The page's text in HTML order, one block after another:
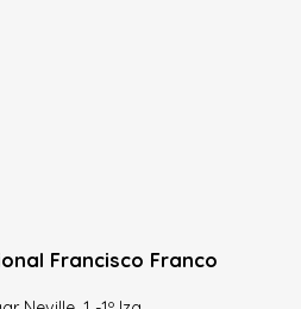
Francisco Franco